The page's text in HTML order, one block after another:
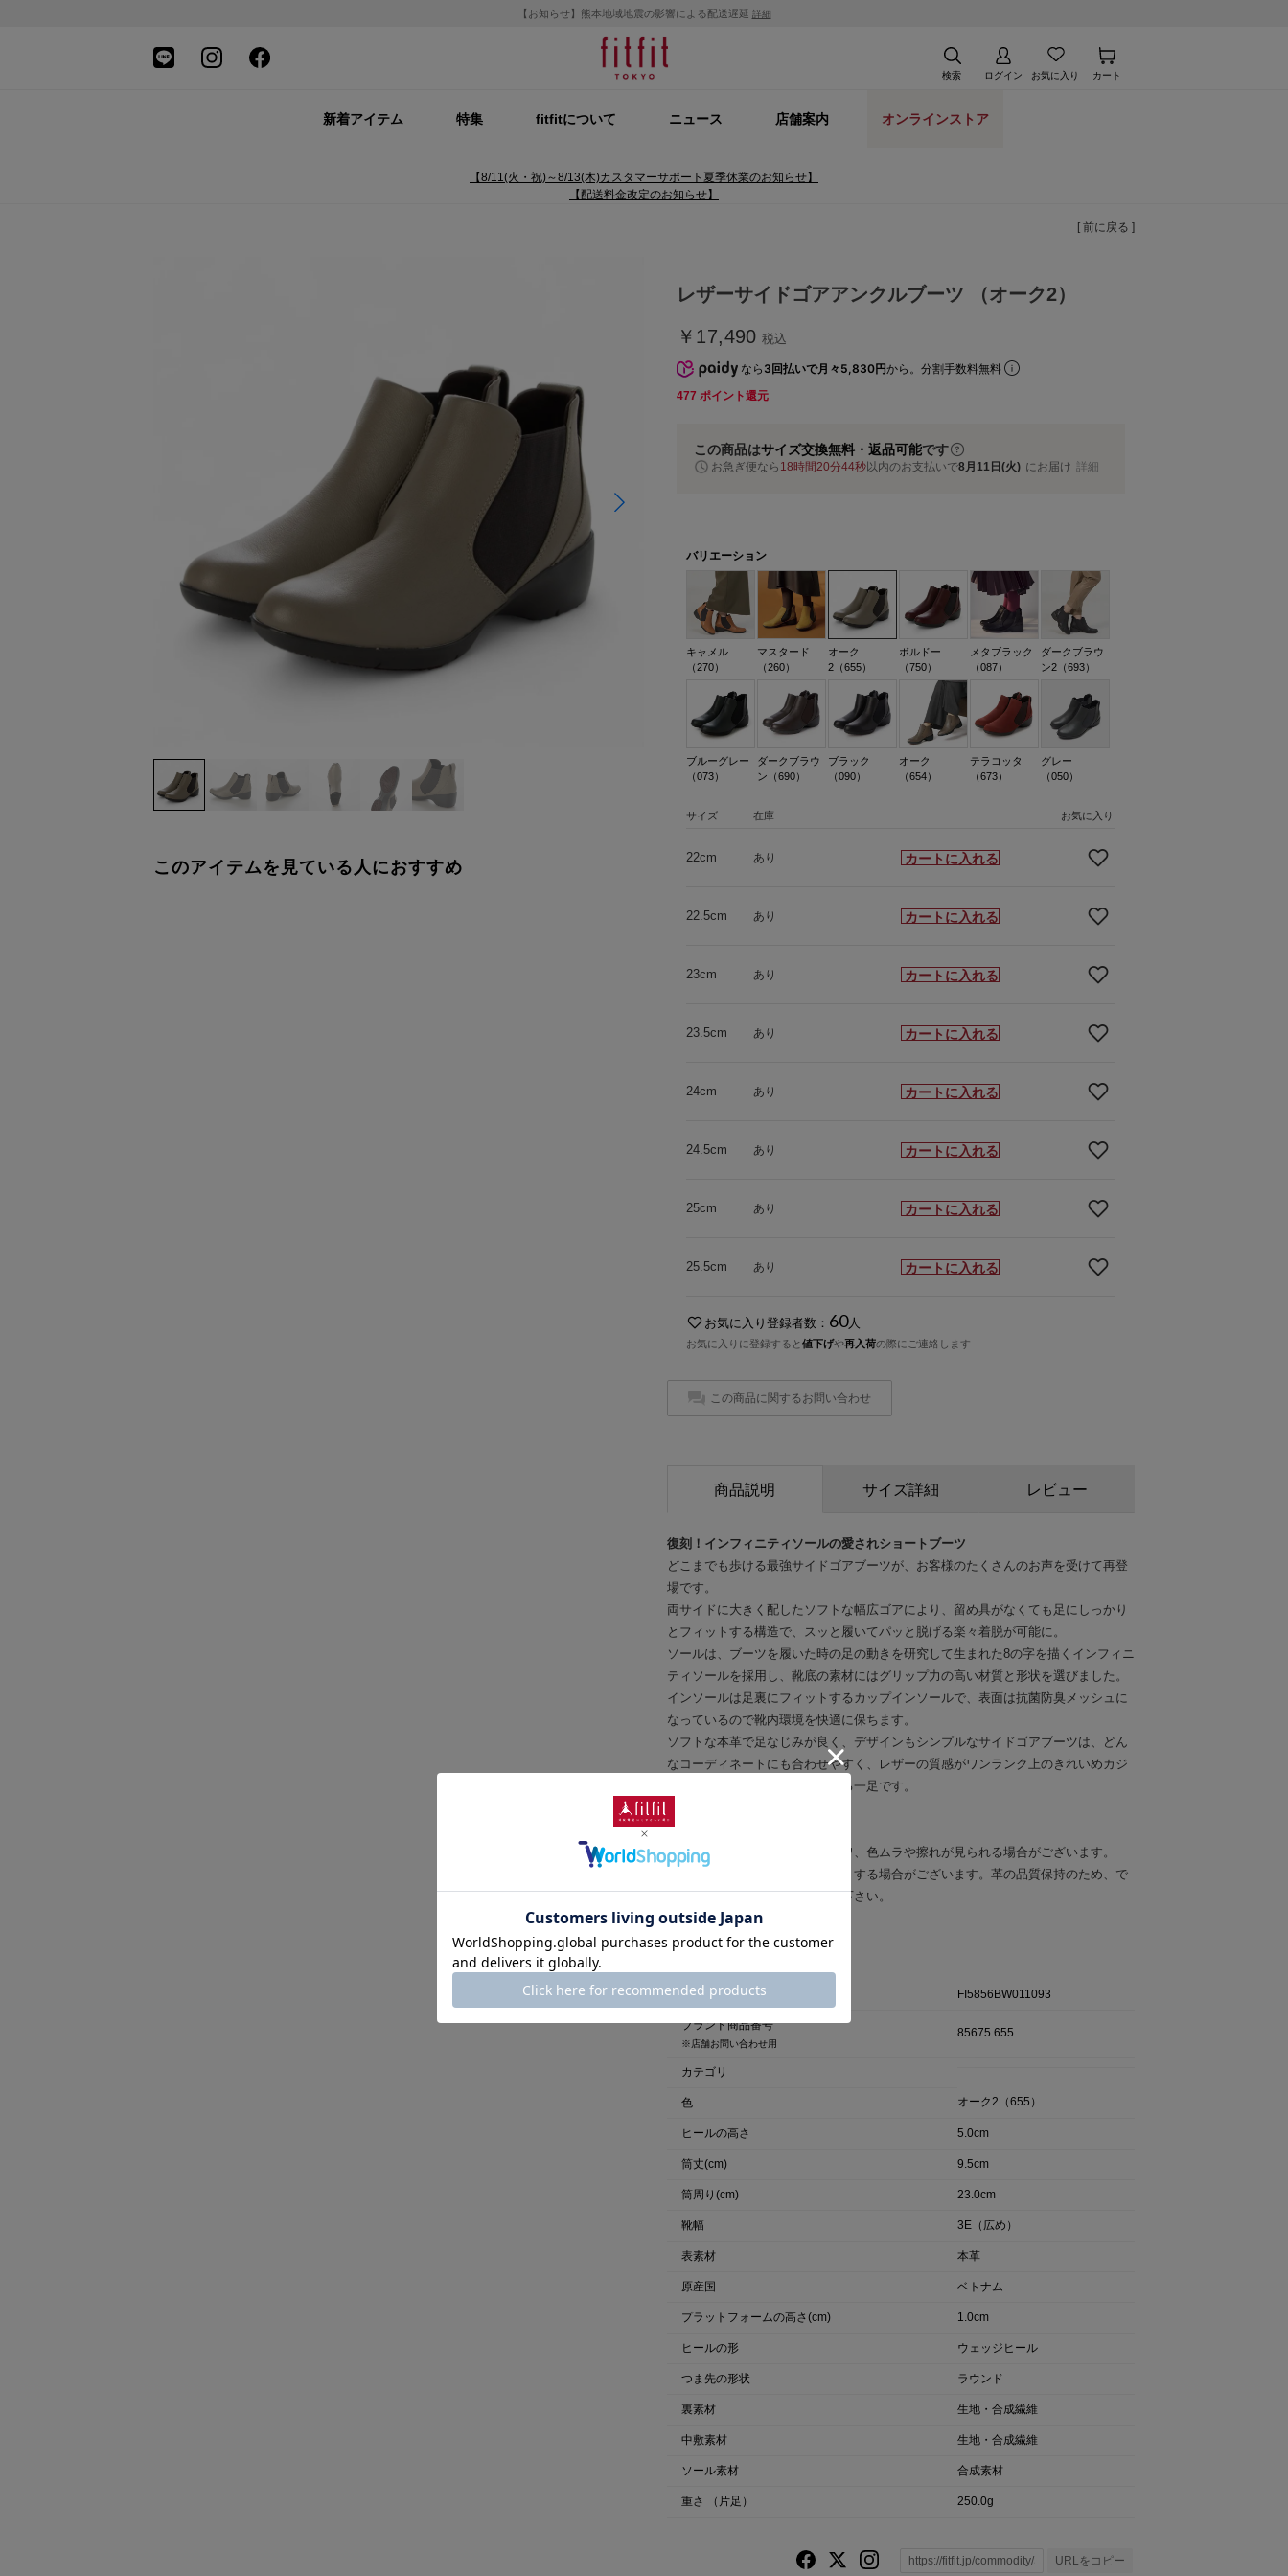
【お知らせ】熊本地域地震の影響による配送遅延 詳細
検索 ログイン お気に入り カート
新着アイテム 特集 fitfitについて ニュース 店舗案内 オンラインストア
【8/11(火・祝)～8/13(木)カスタマーサポート夏季休業のお知らせ】
【配送料金改定のお知らせ】
[ 前に戻る ]
このアイテムを見ている人におすすめ
レザーサイドゴアアンクルブーツ （オーク2）
￥17,490 税込
なら 3回払いで月々5,830円から。分割手数料無料
477 ポイント還元
この商品はサイズ交換無料・返品可能です
お急ぎ便なら 18時間20分43秒以内のお支払いで8月11日(火) にお届け 詳細
バリエーション
キャメル
（270）
マスタード
（260）
オーク
2（655）
ボルドー
（750）
メタブラック
（087）
ダークブラウ
ン2（693）
ブルーグレー
（073）
ダークブラウ
ン（690）
ブラック
（090）
オーク
（654）
テラコッタ
（673）
グレー
（050）
サイズ 在庫 お気に入り
22cm あり カートに入れる
22.5cm あり カートに入れる
23cm あり カートに入れる
23.5cm あり カートに入れる
24cm あり カートに入れる
24.5cm あり カートに入れる
25cm あり カートに入れる
25.5cm あり カートに入れる
お気に入り登録者数： 60人
お気に入りに登録すると値下げや再入荷の際にご連絡します
この商品に関するお問い合わせ
商品説明 サイズ詳細 レビュー
復刻！インフィニティソールの愛されショートブーツ
どこまでも歩ける最強サイドゴアブーツが、お客様のたくさんのお声を受けて再登
場です。
両サイドに大きく配したソフトな幅広ゴアにより、留め具がなくても足にしっかり
とフィットする構造で、スッと履いてパッと脱げる楽々着脱が可能に。
ソールは、ブーツを履いた時の足の動きを研究して生まれた8の字を描くインフィニ
ティソールを採用し、靴底の素材にはグリップ力の高い材質と形状を選びました。
インソールは足裏にフィットするカップインソールで、表面は抗菌防臭メッシュに
なっているので靴内環境を快適に保ちます。
ソフトな本革で足なじみが良く、デザインもシンプルなサイドゴアブーツは、どん
なコーディネートにも合わせやすく、レザーの質感がワンランク上のきれいめカジ
ュアルスタイルを演出してくれる一足です。
※本革(天然皮革)の商品について
素材の特性上、多少のキズやシワ、色ムラや擦れが見られる場合がございます。
汗や雨などで濡れた場合、色移りする場合がございます。革の品質保持のため、で
きるだけ濡らさないようご注意下さい。
商品詳細
商品番号 FI5856BW011093
ブランド商品番号
※店舗お問い合わせ用
85675 655
カテゴリ
色 オーク2（655）
ヒールの高さ 5.0cm
筒丈(cm) 9.5cm
筒周り(cm) 23.0cm
靴幅 3E（広め）
表素材 本革
原産国 ベトナム
プラットフォームの高さ(cm) 1.0cm
ヒールの形 ウェッジヒール
つま先の形状 ラウンド
裏素材 生地・合成繊維
中敷素材 生地・合成繊維
ソール素材 合成素材
重さ （片足） 250.0g
URLをコピー